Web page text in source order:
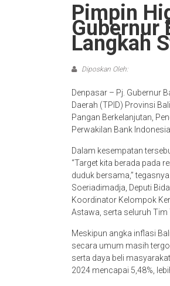
Pimpin
Gubernur
Langkah
Diposkan Oleh:
Denpasar – Pj. Gubernur
Daerah (TPID) Provinsi
Pangan Berkelanjutan,
Perwakilan Bank
Dalam kesempatan
“Target kita berada pada
duduk bersama,”
Soeriadimadja, Deputi
Koordinator Kelompok
Astawa, serta seluruh Tim
Meskipun angka inflasi
secara umum masih
serta daya beli
2024 mencapai 5,48%,